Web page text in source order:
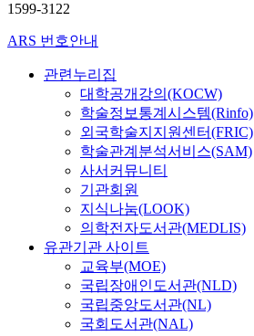
1599-3122
ARS 번호안내
관련누리집
대학공개강의(KOCW)
학술정보통계시스템(Rinfo)
외국학술지지원센터(FRIC)
학술관계분석서비스(SAM)
사서커뮤니티
기관회원
지식나눔(LOOK)
의학전자도서관(MEDLIS)
유관기관 사이트
교육부(MOE)
국립장애인도서관(NLD)
국립중앙도서관(NL)
국회도서관(NAL)